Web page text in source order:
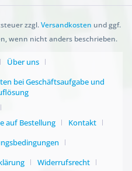
zzgl.Versandkosten und ggf.
wenn nicht anders beschrieben.
Über uns
bei Geschäftsaufgabe und
auf Bestellung
Kontakt
Widerrufsrecht